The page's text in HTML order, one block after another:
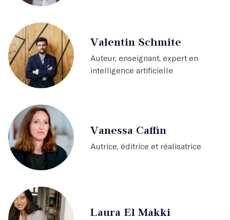
Valentin Schmite
Auteur, enseignant, expert en
intelligence artificielle
Vanessa Caffin
Autrice, éditrice et réalisatrice
Laura El Makki